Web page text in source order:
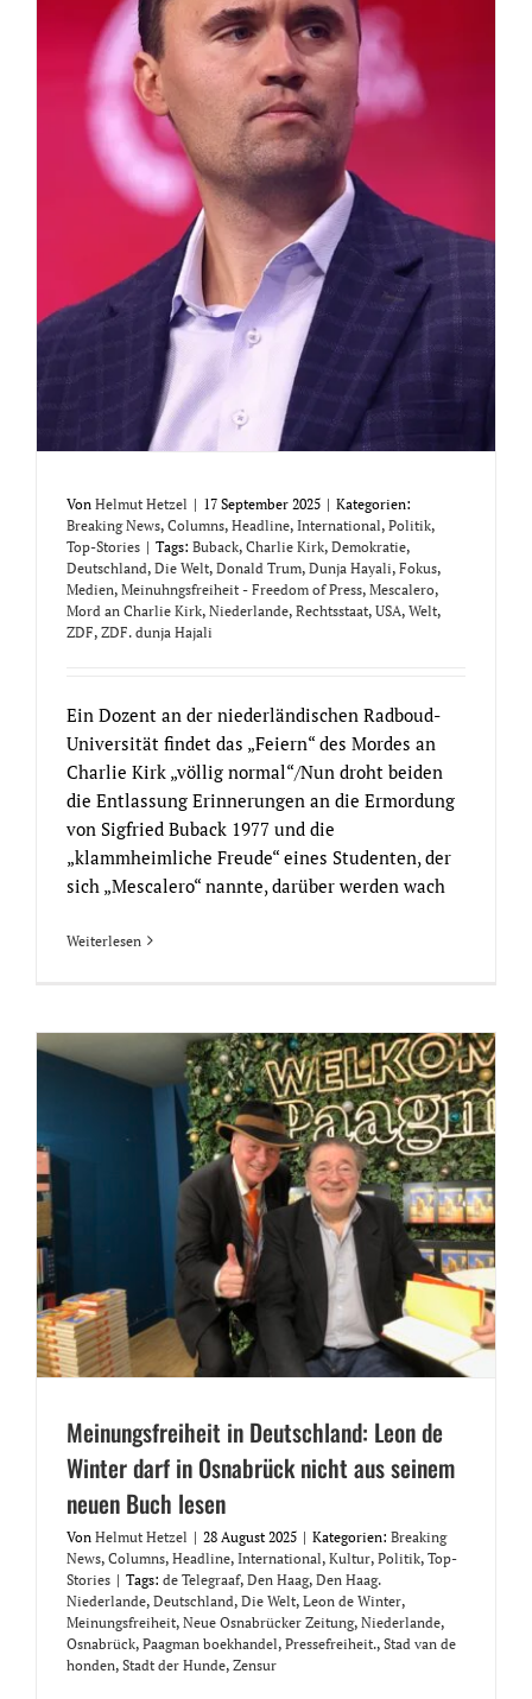
Von Helmut Hetzel | 17 September 2025 | Kategorien:
Breaking News, Columns, Headline, International, Politik,
Top-Stories | Tags: Buback, Charlie Kirk, Demokratie,
Deutschland, Die Welt, Donald Trum, Dunja Hayali, Fokus,
Medien, Meinuhngsfreiheit - Freedom of Press, Mescalero,
Mord an Charlie Kirk, Niederlande, Rechtsstaat, USA, Welt,
ZDF, ZDF. dunja Hajali
Ein Dozent an der niederländischen Radboud-
Universität findet das „Feiern“ des Mordes an
Charlie Kirk „völlig normal“/Nun droht beiden
die Entlassung Erinnerungen an die Ermordung
von Sigfried Buback 1977 und die
„klammheimliche Freude“ eines Studenten, der
sich „Mescalero“ nannte, darüber werden wach
Weiterlesen
Meinungsfreiheit in Deutschland: Leon de
Winter darf in Osnabrück nicht aus seinem
neuen Buch lesen
Von Helmut Hetzel | 28 August 2025 | Kategorien: Breaking
News, Columns, Headline, International, Kultur, Politik, Top-
Stories | Tags: de Telegraaf, Den Haag, Den Haag.
Niederlande, Deutschland, Die Welt, Leon de Winter,
Meinungsfreiheit, Neue Osnabrücker Zeitung, Niederlande,
Osnabrück, Paagman boekhandel, Pressefreiheit., Stad van de
honden, Stadt der Hunde, Zensur